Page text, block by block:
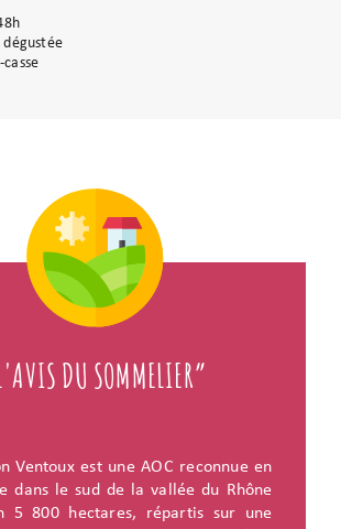
dégustée
DU SOMMELIER”
Ventoux est une AOC reconnue en
dans le sud de la vallée du Rhône
5 800 hectares, répartis sur une